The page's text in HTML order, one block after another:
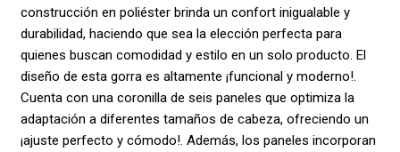
construcción en poliéster brinda un confort inigualable y
durabilidad, haciendo que sea la elección perfecta para
quienes buscan comodidad y estilo en un solo producto. El
diseño de esta gorra es altamente ¡funcional y moderno!.
Cuenta con una coronilla de seis paneles que optimiza la
adaptación a diferentes tamaños de cabeza, ofreciendo un
¡ajuste perfecto y cómodo!. Además, los paneles incorporan